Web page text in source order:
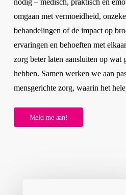
nodig – medisch, praktisch én
omgaan met vermoeidheid,
behandelingen of de impact op
ervaringen en behoeften met
zorg beter laten aansluiten op wat
hebben. Samen werken we aan
mensgerichte zorg, waarin het
Meld me aan!